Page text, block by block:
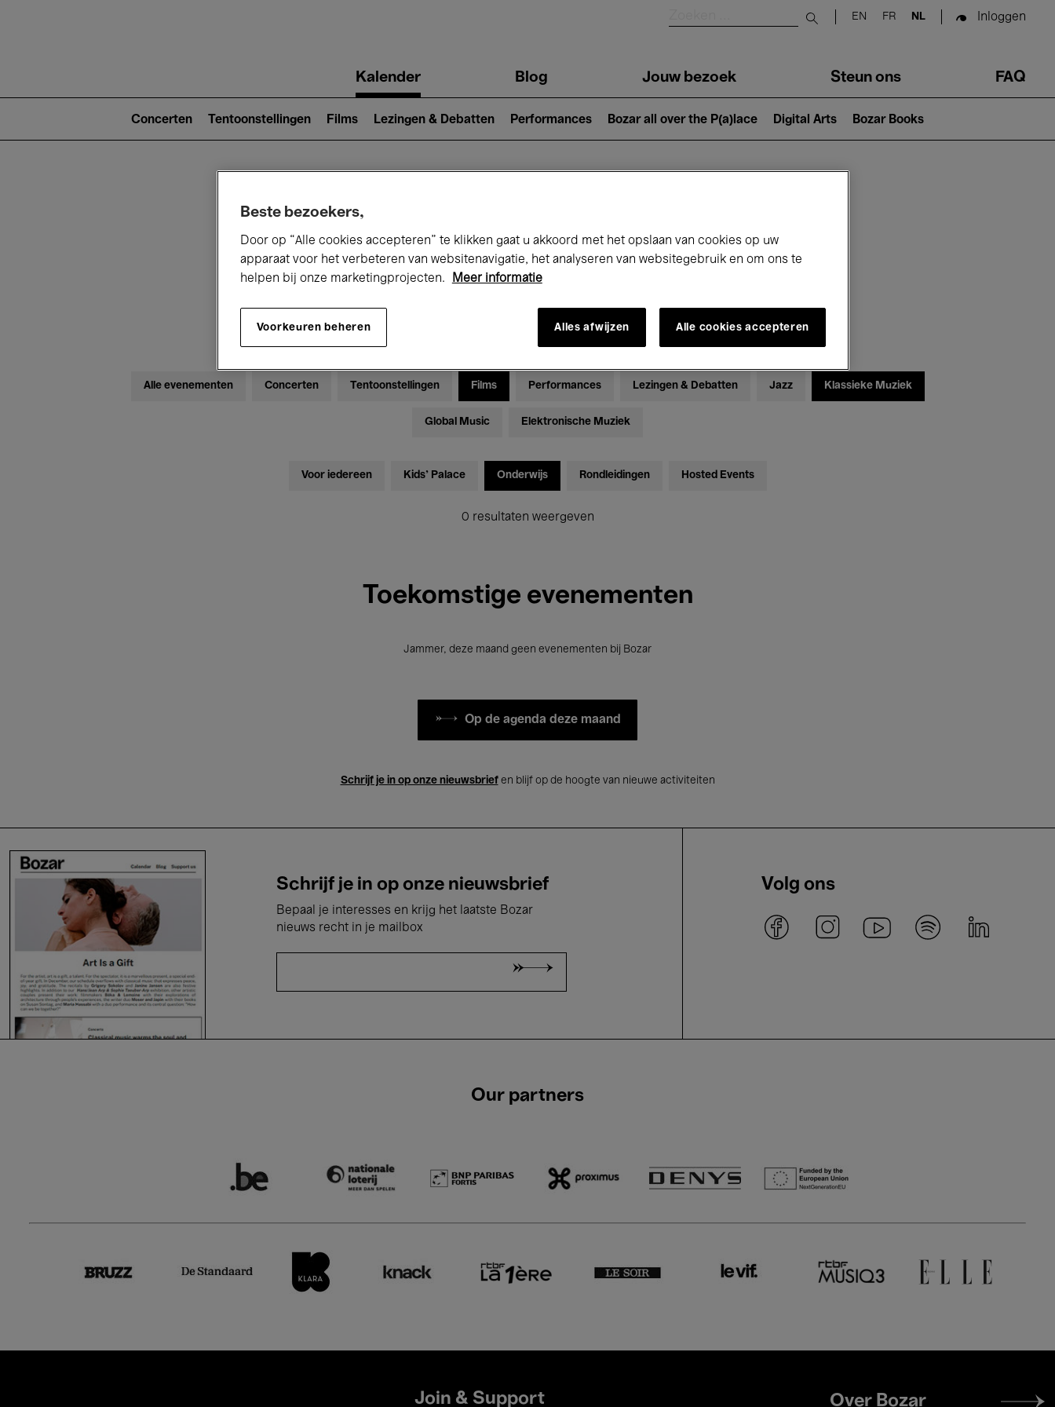
Submit search
EN FR NL Inloggen
navigationKalender Blog Jouw bezoek Steun ons FAQ
2)
Concerten Tentoonstellingen Films Lezingen & Debatten Performances Bozar all over the P(a)lace Digital Arts Bozar Books
Alle evenementen Concerten Tentoonstellingen Films Performances Lezingen & Debatten Jazz Klassieke Muziek
Global Music Elektronische Muziek
Voor iedereen Kids’ Palace Onderwijs Rondleidingen Hosted Events
0 resultaten weergeven
Toekomstige evenementen
Jammer, deze maand geen evenementen bij Bozar
Op de agenda deze maand
Schrijf je in op onze nieuwsbriefen blijf op de hoogte van nieuwe activiteiten
Schrijf je in op onze nieuwsbrief
Bepaal je interesses en krijg het laatste Bozar
nieuws recht in je mailbox
Volg ons
Our partners
Join & Support
Footer
Over Bozar
Beste bezoekers,
Door op “Alle cookies accepteren” te klikken gaat u akkoord met het opslaan van cookies op uw
apparaat voor het verbeteren van websitenavigatie, het analyseren van websitegebruik en om ons te
helpen bij onze marketingprojecten.
Meer informatie
Voorkeuren beheren Alles afwijzen Alle cookies accepteren